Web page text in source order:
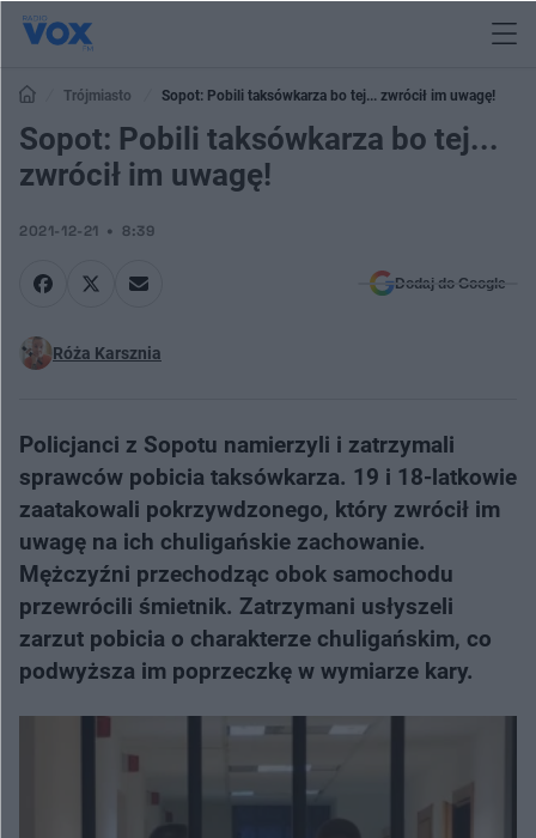
Trójmiasto Sopot: Pobili taksówkarza bo tej... zwrócił im uwagę!
Sopot: Pobili taksówkarza bo tej...
zwrócił im uwagę!
2021-12-21 8:39
Dodaj do Google
Róża Karsznia
Policjanci z Sopotu namierzyli i zatrzymali
sprawców pobicia taksówkarza. 19 i 18-latkowie
zaatakowali pokrzywdzonego, który zwrócił im
uwagę na ich chuligańskie zachowanie.
Mężczyźni przechodząc obok samochodu
przewrócili śmietnik. Zatrzymani usłyszeli
zarzut pobicia o charakterze chuligańskim, co
podwyższa im poprzeczkę w wymiarze kary.